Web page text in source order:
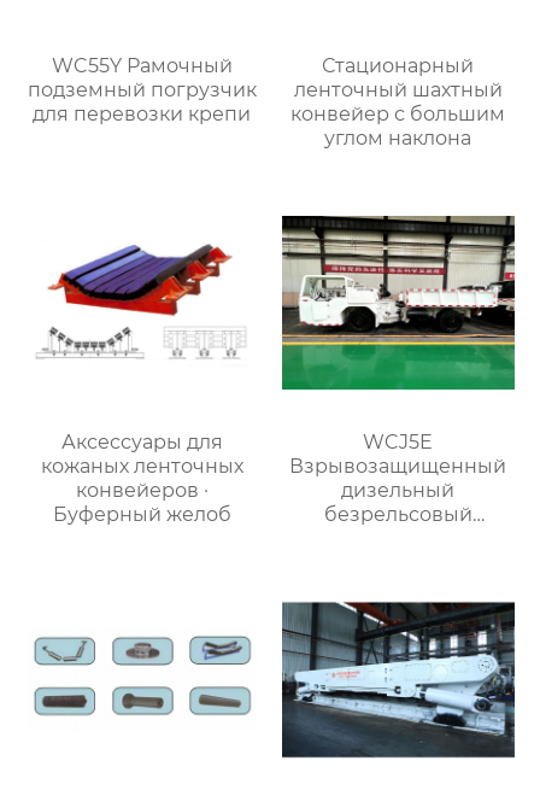
WC55Y Рамочный
подземный погрузчик
для перевозки крепи
Стационарный
ленточный шахтный
конвейер с большим
углом наклона
Аксессуары для
кожаных ленточных
конвейеров ·
Буферный желоб
WCJ5E
Взрывозащищенный
дизельный
безрельсовый